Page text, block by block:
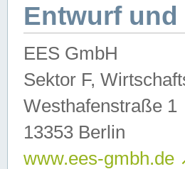
Entwurf
EES GmbH
Sektor F,
Westhafenstraße 1
13353 Berlin
www.ees-gmbh.de